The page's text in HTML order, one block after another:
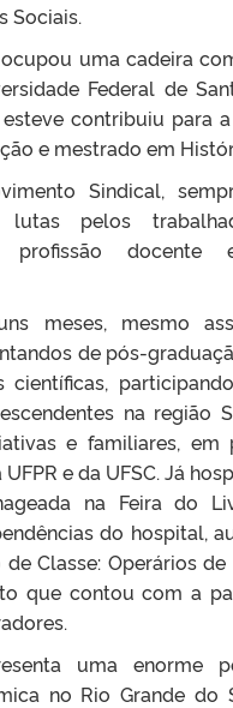
Sociais.
uma cadeira
Federal de
contribuiu para
e mestrado em
Sindical,
lutas pelos
profissão
meses, mesmo
de pós-
científicas,
na região
e familiares, em
e da UFSC. Já
na Feira do
do hospital,
Classe: Operários de
que contou com a
uma enorme
no Rio Grande do